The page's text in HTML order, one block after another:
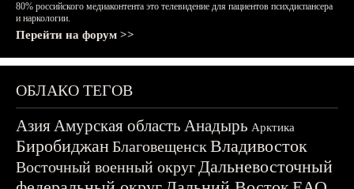
80% российского медиаконтента это телевидение для пациентов психдиспансера
и наркологии.
Перейти на форум >>
ОБЛАКО ТЕГОВ
АзияАмурская область Анадырь Арктика
БиробиджанБлаговещенскВладивосток
Восточный военный округДальневосточный